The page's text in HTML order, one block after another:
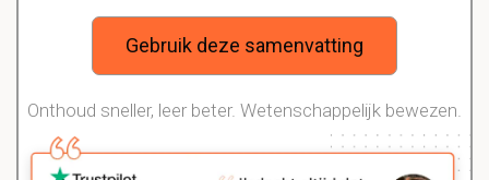
Gebruik deze samenvatting
Onthoud sneller, leer beter. Wetenschappelijk bewezen.